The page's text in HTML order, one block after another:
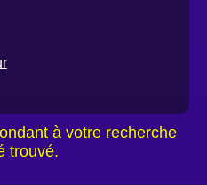
à votre recherche
trouvé.